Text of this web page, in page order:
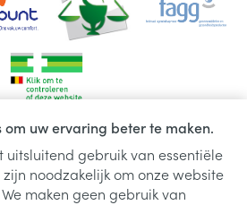
om uw ervaring beter te maken.
gebruik van essentiële
zijn noodzakelijk om onze website
maken geen gebruik van